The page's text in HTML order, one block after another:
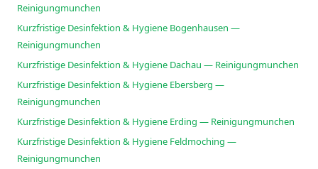
Reinigungmunchen
Kurzfristige Desinfektion & Hygiene Bogenhausen —
Reinigungmunchen
Kurzfristige Desinfektion & Hygiene Dachau — Reinigungmunchen
Kurzfristige Desinfektion & Hygiene Ebersberg —
Reinigungmunchen
Kurzfristige Desinfektion & Hygiene Erding — Reinigungmunchen
Kurzfristige Desinfektion & Hygiene Feldmoching —
Reinigungmunchen